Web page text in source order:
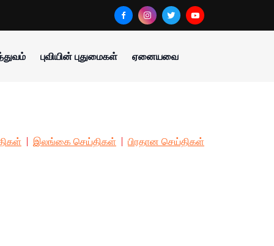
புவியின் புதுமைகள் ஏனையவை
இலங்கை செய்திகள் பிரதான செய்திகள்